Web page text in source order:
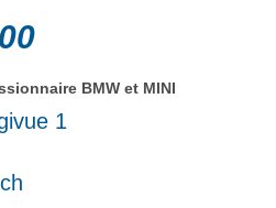
BMW et MINI
1